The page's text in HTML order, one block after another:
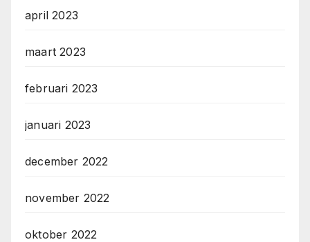
april 2023
maart 2023
februari 2023
januari 2023
december 2022
november 2022
oktober 2022